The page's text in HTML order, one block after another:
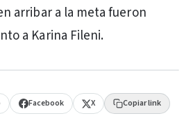
arribar a la meta fueron
a Karina Fileni.
Facebook X Copiar link